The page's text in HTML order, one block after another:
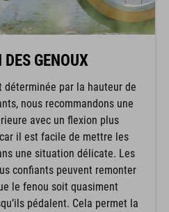
GENOUX
déterminée par la hauteur de
nous recommandons une
avec un flexion plus
il est facile de mettre les
une situation délicate. Les
confiants peuvent remonter
le fenou soit quasiment
pédalent. Cela permet la